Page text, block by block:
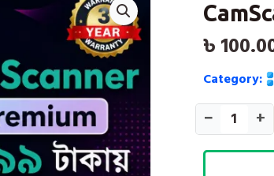
৳
Category:
− +